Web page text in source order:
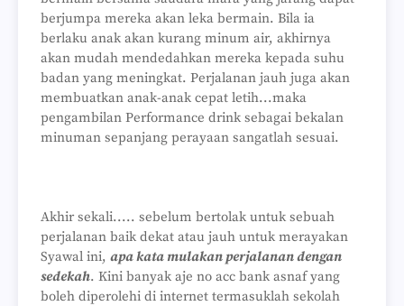
berjumpa mereka akan leka bermain. Bila ia
berlaku anak akan kurang minum air, akhirnya
akan mudah mendedahkan mereka kepada suhu
badan yang meningkat. Perjalanan jauh juga akan
membuatkan anak-anak cepat letih...maka
pengambilan Performance drink sebagai bekalan
minuman sepanjang perayaan sangatlah sesuai.
Akhir sekali..... sebelum bertolak untuk sebuah
perjalanan baik dekat atau jauh untuk merayakan
Syawal ini, apa kata mulakan perjalanan dengan
sedekah. Kini banyak aje no acc bank asnaf yang
boleh diperolehi di internet termasuklah sekolah